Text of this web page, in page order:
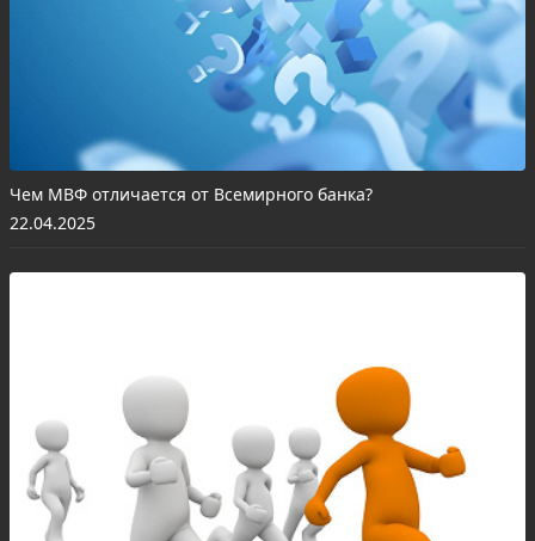
Чем МВФ отличается от Всемирного банка?
22.04.2025